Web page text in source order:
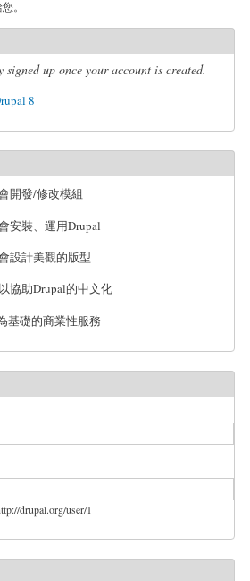
。
up once your account is created.
8
開發/修改模組
安裝、運用Drupal
設計美觀的版型
協助Drupal的中文化
基礎的商業性服務
貼完整的網址，如： http://drupal.org/user/1